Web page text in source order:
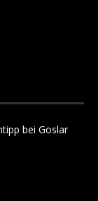
bei Goslar